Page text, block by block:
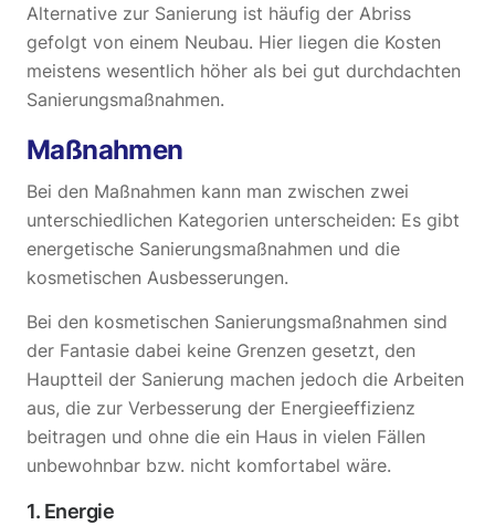
Alternative zur Sanierung ist häufig der Abriss
gefolgt von einem Neubau. Hier liegen die Kosten
meistens wesentlich höher als bei gut durchdachten
Sanierungsmaßnahmen.
Maßnahmen
Bei den Maßnahmen kann man zwischen zwei
unterschiedlichen Kategorien unterscheiden: Es gibt
energetische Sanierungsmaßnahmen und die
kosmetischen Ausbesserungen.
Bei den kosmetischen Sanierungsmaßnahmen sind
der Fantasie dabei keine Grenzen gesetzt, den
Hauptteil der Sanierung machen jedoch die Arbeiten
aus, die zur Verbesserung der Energieeffizienz
beitragen und ohne die ein Haus in vielen Fällen
unbewohnbar bzw. nicht komfortabel wäre.
1. Energie